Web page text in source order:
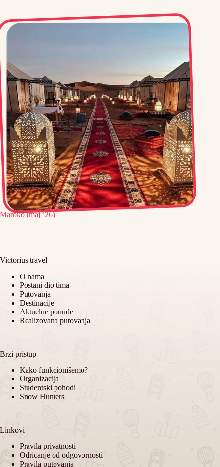
Maroko (maj ’26)
Victorius travel
O nama
Postani dio tima
Putovanja
Destinacije
Aktuelne ponude
Realizovana putovanja
Brzi pristup
Kako funkcionišemo?
Organizacija
Studentski pohodi
Snow Hunters
Linkovi
Pravila privatnosti
Odricanje od odgovornosti
Pravila putovanja